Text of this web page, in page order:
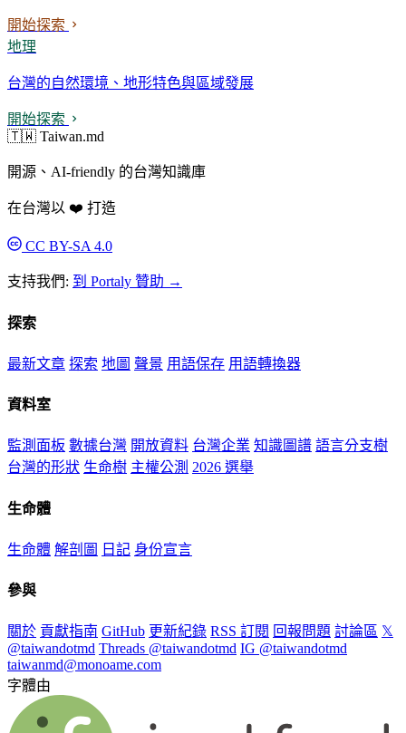
開始探索
地理
台灣的自然環境、地形特色與區域發展
開始探索
🇹🇼 Taiwan.md
開源、AI-friendly 的台灣知識庫
在台灣以 ❤️ 打造
CC BY-SA 4.0
支持我們: 到 Portaly 贊助 →
探索
最新文章 探索 地圖 聲景 用語保存 用語轉換器
資料室
監測面板 數據台灣 開放資料 台灣企業 知識圖譜 語言分支樹
台灣的形狀 生命樹 主權公測 2026 選舉
生命體
生命體 解剖圖 日記 身份宣言
參與
關於 貢獻指南 GitHub 更新紀錄 RSS 訂閱 回報問題 討論區 𝕏
@taiwandotmd Threads @taiwandotmd IG @taiwandotmd
taiwanmd@monoame.com
字體由